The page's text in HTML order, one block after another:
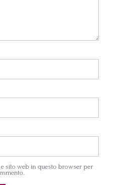
e sito web in questo browser per